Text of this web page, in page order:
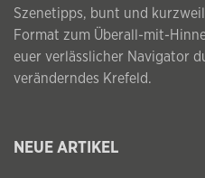
Szenetipps, bunt und
Format zum Überall-mit-
euer verlässlicher Navigator
veränderndes Krefeld.
NEUE ARTIKEL